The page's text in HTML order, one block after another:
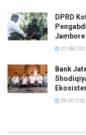
DPRD
01/08/
Bank
28/07/